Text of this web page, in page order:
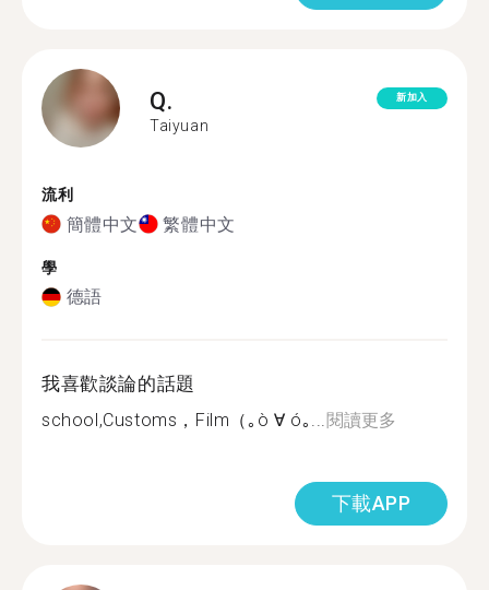
Q.
Taiyuan
新加入
流利
簡體中文 繁體中文
學
德語
我喜歡談論的話題
school,Customs，Film（｡ò ∀ ó｡...閱讀更多
下載APP